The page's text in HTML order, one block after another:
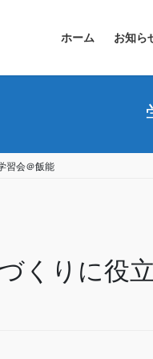
ホーム お知ら
習会＠飯能
くりに役